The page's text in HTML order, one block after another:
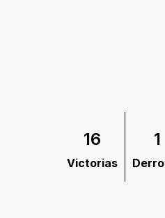
16
Victorias
1